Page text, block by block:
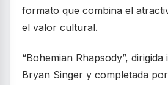
formato que combina el
el valor cultural.
“Bohemian Rhapsody”,
Bryan Singer y completada